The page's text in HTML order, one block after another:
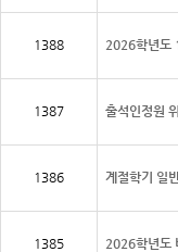
1388
1387
1386 계절학기 일
1385 2026학년도